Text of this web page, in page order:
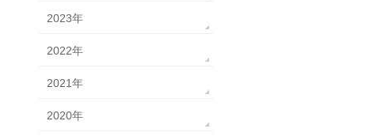
2023年
2022年
2021年
2020年